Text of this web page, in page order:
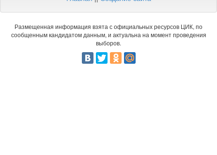
Размещенная информация взята с официальных ресурсов ЦИК, по
сообщенным кандидатом данным, и актуальна на момент проведения
выборов.